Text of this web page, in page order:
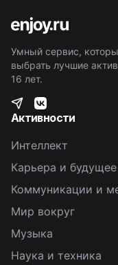
Умный сервис,
выбрать лучшие
16 лет.
Активности
Интеллект
Карьера и будущее
Коммуникации и
Мир вокруг
Музыка
Наука и техника